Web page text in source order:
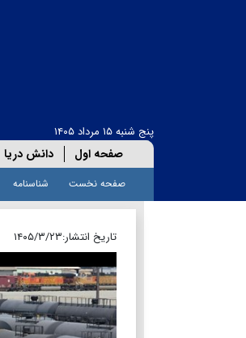
پنج شنبه ۱۵ مرداد ۱۴۰۵
صفحه اول دانش دریا
صفحه نخست شناسنامه
تاریخ انتشار:۱۴۰۵/۳/۲۳